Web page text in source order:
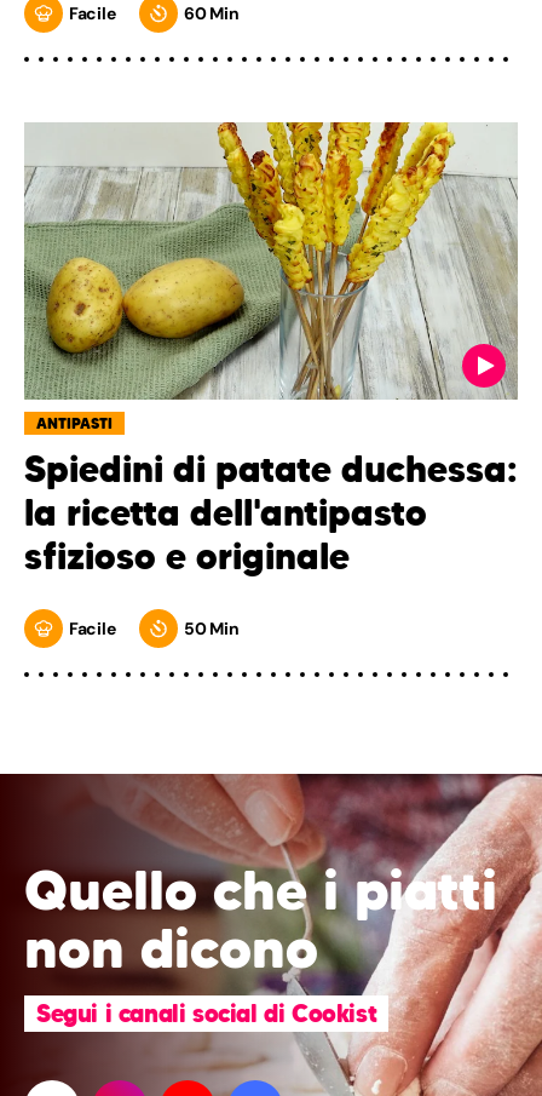
Facile 60 Min
ANTIPASTI
Spiedini di patate duchessa:
la ricetta dell'antipasto
sfizioso e originale
Facile 50 Min
Quello che i piatti
non dicono
Segui i canali social di Cookist